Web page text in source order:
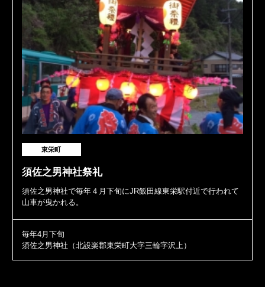
東栄町
須佐之男神社祭礼
須佐之男神社で毎年４月下旬にJR飯田線東栄駅付近で行われて
山車が曳かれる。
毎年4月下旬
須佐之男神社（北設楽郡東栄町大字三輪字沢上）